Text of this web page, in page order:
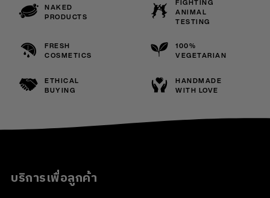
NAKED
PRODUCTS
FIGHTING
ANIMAL
TESTING
FRESH
COSMETICS
100%
VEGETARIAN
ETHICAL
BUYING
HANDMADE
WITH LOVE
บริการเพื่อลูกค้า